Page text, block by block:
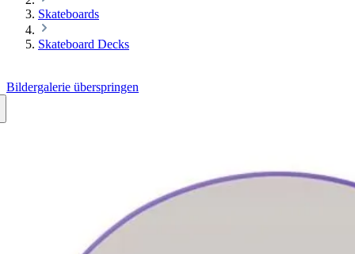
Skateboards
Skateboard Decks
Bildergalerie überspringen